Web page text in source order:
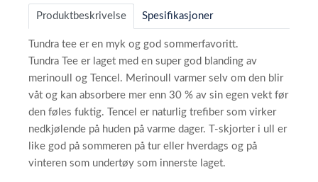
Produktbeskrivelse Spesifikasjoner
Tundra tee er en myk og god sommerfavoritt.
Tundra Tee er laget med en super god blanding av
merinoull og Tencel. Merinoull varmer selv om den blir
våt og kan absorbere mer enn 30 % av sin egen vekt før
den føles fuktig. Tencel er naturlig trefiber som virker
nedkjølende på huden på varme dager. T-skjorter i ull er
like god på sommeren på tur eller hverdags og på
vinteren som undertøy som innerste laget.